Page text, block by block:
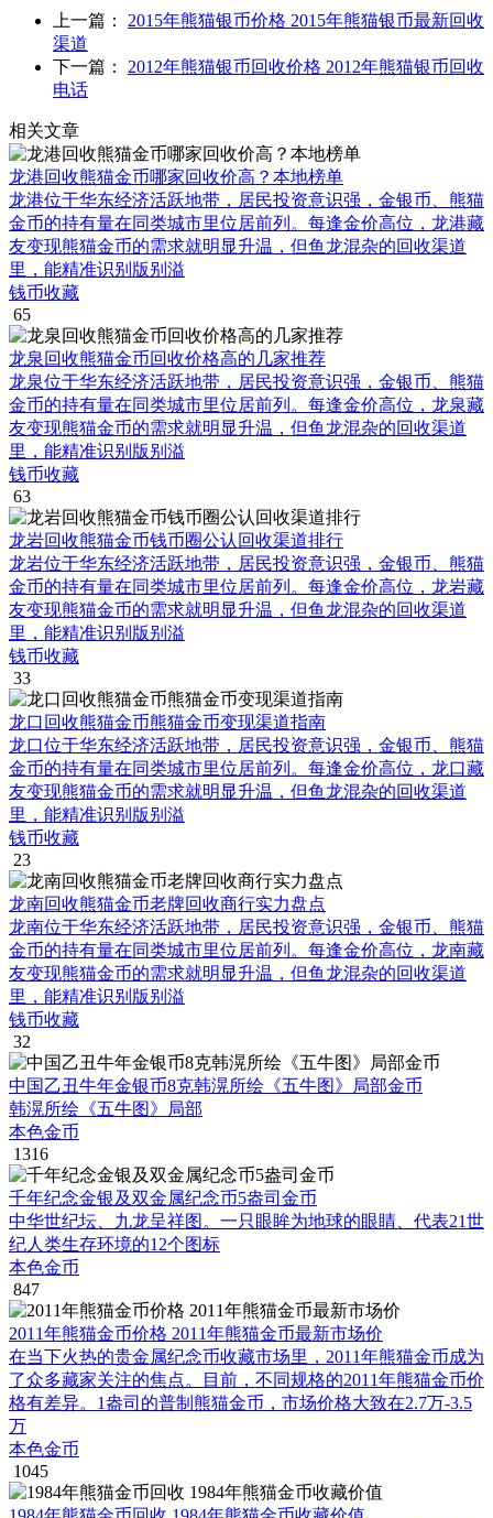
上一篇： 2015年熊猫银币价格 2015年熊猫银币最新回收
渠道
下一篇： 2012年熊猫银币回收价格 2012年熊猫银币回收
电话
相关文章
龙港回收熊猫金币哪家回收价高？本地榜单
龙港位于华东经济活跃地带，居民投资意识强，金银币、熊猫
金币的持有量在同类城市里位居前列。每逢金价高位，龙港藏
友变现熊猫金币的需求就明显升温，但鱼龙混杂的回收渠道
里，能精准识别版别溢
钱币收藏
65
龙泉回收熊猫金币回收价格高的几家推荐
龙泉位于华东经济活跃地带，居民投资意识强，金银币、熊猫
金币的持有量在同类城市里位居前列。每逢金价高位，龙泉藏
友变现熊猫金币的需求就明显升温，但鱼龙混杂的回收渠道
里，能精准识别版别溢
钱币收藏
63
龙岩回收熊猫金币钱币圈公认回收渠道排行
龙岩位于华东经济活跃地带，居民投资意识强，金银币、熊猫
金币的持有量在同类城市里位居前列。每逢金价高位，龙岩藏
友变现熊猫金币的需求就明显升温，但鱼龙混杂的回收渠道
里，能精准识别版别溢
钱币收藏
33
龙口回收熊猫金币熊猫金币变现渠道指南
龙口位于华东经济活跃地带，居民投资意识强，金银币、熊猫
金币的持有量在同类城市里位居前列。每逢金价高位，龙口藏
友变现熊猫金币的需求就明显升温，但鱼龙混杂的回收渠道
里，能精准识别版别溢
钱币收藏
23
龙南回收熊猫金币老牌回收商行实力盘点
龙南位于华东经济活跃地带，居民投资意识强，金银币、熊猫
金币的持有量在同类城市里位居前列。每逢金价高位，龙南藏
友变现熊猫金币的需求就明显升温，但鱼龙混杂的回收渠道
里，能精准识别版别溢
钱币收藏
32
中国乙丑牛年金银币8克韩滉所绘《五牛图》局部金币
韩滉所绘《五牛图》局部
本色金币
1316
千年纪念金银及双金属纪念币5盎司金币
中华世纪坛、九龙呈祥图。一只眼眸为地球的眼睛、代表21世
纪人类生存环境的12个图标
本色金币
847
2011年熊猫金币价格 2011年熊猫金币最新市场价
在当下火热的贵金属纪念币收藏市场里，2011年熊猫金币成为
了众多藏家关注的焦点。目前，不同规格的2011年熊猫金币价
格有差异。1盎司的普制熊猫金币，市场价格大致在2.7万-3.5
万
本色金币
1045